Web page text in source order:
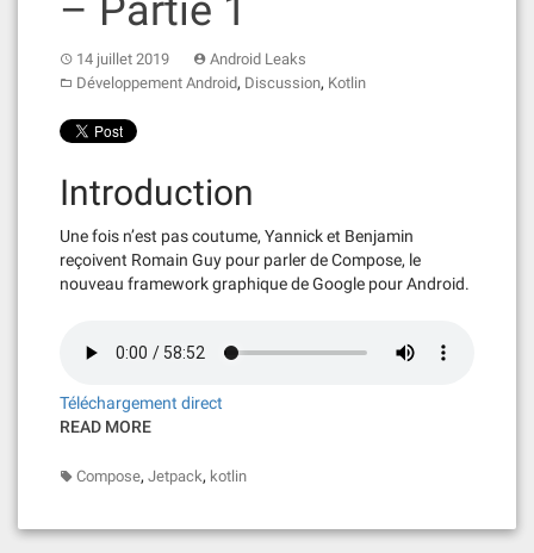
– Partie 1
14 juillet 2019
Android Leaks
Développement Android, Discussion, Kotlin
Introduction
Une fois n’est pas coutume, Yannick et Benjamin
reçoivent Romain Guy pour parler de Compose, le
nouveau framework graphique de Google pour Android.
Téléchargement direct
READ MORE
Compose, Jetpack, kotlin